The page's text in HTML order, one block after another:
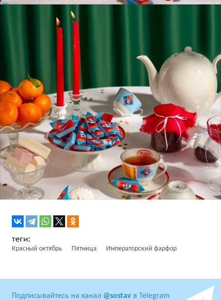
Красный октябрь Пятница Императорский фарфор
Подписывайтесь на канал @sostav в Telegram